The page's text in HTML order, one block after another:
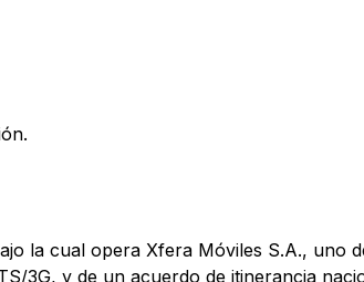
la cual opera Xfera Móviles S.A., uno
3G, y de un acuerdo de itinerancia